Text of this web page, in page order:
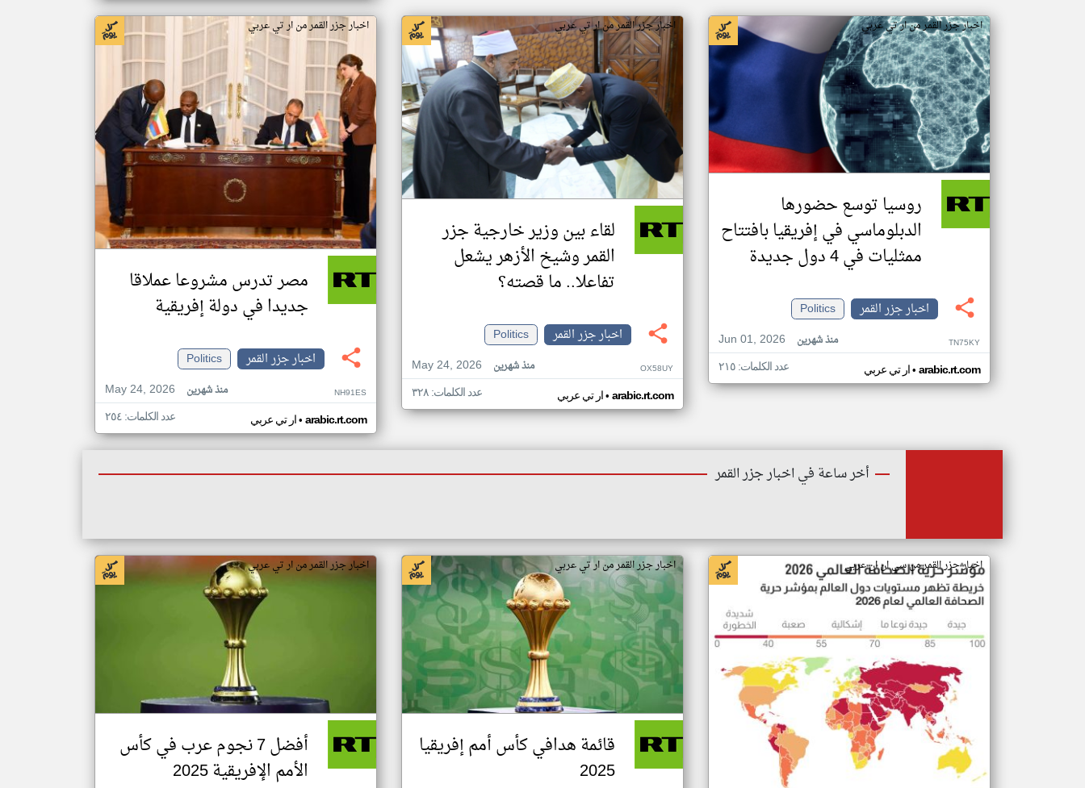
اخبار جزر القمر من ار تي عربي
روسيا توسع حضورها
الدبلوماسي في إفريقيا بافتتاح
ممثليات في 4 دول جديدة
اخبار جزر القمر
Politics
Jun 01, 2026
منذ شهرين TN75KY
ار تي عربي• arabic.rt.com عدد الكلمات: ٢١٥
اخبار جزر القمر من ار تي عربي
لقاء بين وزير خارجية جزر
القمر وشيخ الأزهر يشعل
تفاعلا.. ما قصته؟
اخبار جزر القمر
Politics
May 24, 2026
منذ شهرين OX58UY
ار تي عربي• arabic.rt.com عدد الكلمات: ٣٢٨
اخبار جزر القمر من ار تي عربي
مصر تدرس مشروعا عملاقا
جديدا في دولة إفريقية
اخبار جزر القمر
Politics
May 24, 2026
منذ شهرين NH91ES
ار تي عربي• arabic.rt.com عدد الكلمات: ٢٥٤
أخر ساعة في اخبار جزر القمر
اخبار جزر القمر من سي ان ان عربي اخبار جزر القمر من ار تي عربي
قائمة هدافي كأس أمم إفريقيا
2025
اخبار جزر القمر من ار تي عربي
أفضل 7 نجوم عرب في كأس
الأمم الإفريقية 2025